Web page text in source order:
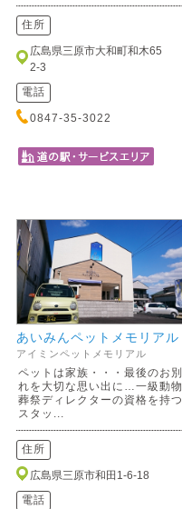
住所
広島県三原市大和町和木65
2-3
電話
0847-35-3022
あいみんペットメモリアル
アイミンペットメモリアル
ペットは家族・・・最後のお別
れを大切な思い出に…一級動物
葬祭ディレクターの資格を持つ
スタッ...
住所
広島県三原市和田1-6-18
電話